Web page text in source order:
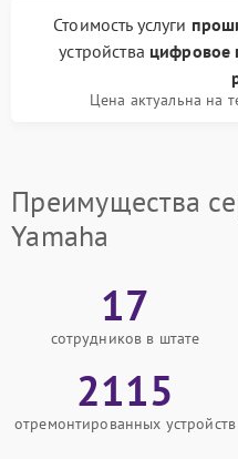
Стоимость услуги
устройства цифровое
Цена актуальна на
Преимущества
Yamaha
17
сотрудников в штате
2115
отремонтированных устройств